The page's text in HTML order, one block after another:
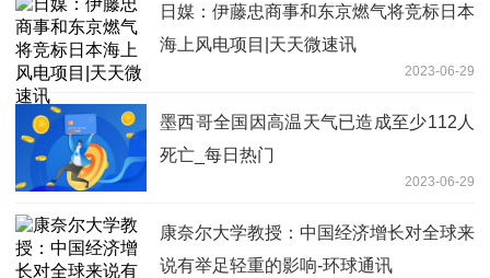
日媒：伊藤忠商事和东京燃气将竞标日本
海上风电项目|天天微速讯
2023-06-29
墨西哥全国因高温天气已造成至少112人
死亡_每日热门
2023-06-29
康奈尔大学教授：中国经济增长对全球来
说有举足轻重的影响-环球通讯